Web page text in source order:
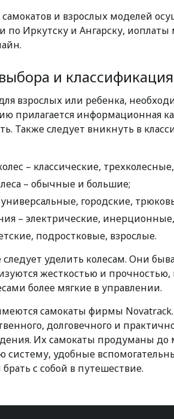
и взрослых моделей
по Иркутску и Ангарску,
и
взрослых или ребенка,
прилагается информационная
Также следует вникнуть в
– классические,
– обычные и большие;
городские,
– электрические,
подростковые, взрослые.
уделить колесам. Они
жесткостью и
более мягкие в управлении.
самокаты фирмы Novatrack.
долговечного и
Их самокаты продуманы
систему, удобные
с собой в путешествие.